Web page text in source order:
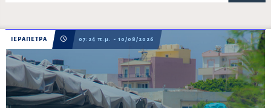
ΙΕΡΑΠΕΤΡΑ 07:24 π.μ. - 10/08/2026